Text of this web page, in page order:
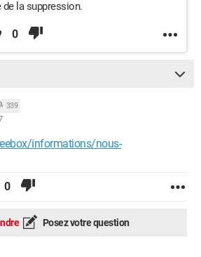
la suppression.
0
339
informations/nous-
0
Posez votre question